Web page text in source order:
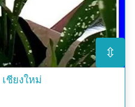
⇳
เชียงใหม่